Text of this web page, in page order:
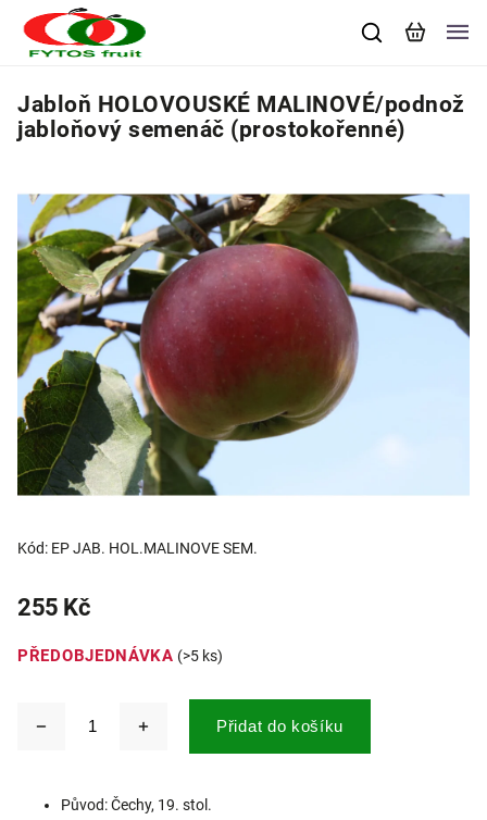
Jabloň HOLOVOUSKÉ MALINOVÉ/podnož
jabloňový semenáč (prostokořenné)
Kód: EP JAB. HOL.MALINOVE SEM.
255 Kč
PŘEDOBJEDNÁVKA (>5 ks)
Přidat do košíku
Původ: Čechy, 19. stol.